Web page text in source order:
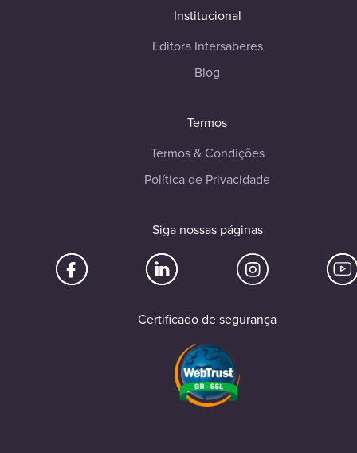
Institucional
Editora Intersaberes
Blog
Termos
Termos & Condições
Política de Privacidade
Siga nossas páginas
Certificado de segurança